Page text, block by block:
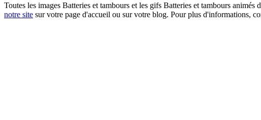
Toutes les images Batteries et tambours et les gifs Batteries et tambours
notre site sur votre page d'accueil ou sur votre blog. Pour plus d'informations,